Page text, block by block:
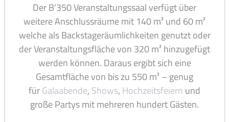
Der B’350 Veranstaltungssaal verfügt über
weitere Anschlussräume mit 140 m² und 60 m²
welche als Backstageräumlichkeiten genutzt oder
der Veranstaltungsfläche von 320 m² hinzugefügt
werden können. Daraus ergibt sich eine
Gesamtfläche von bis zu 550 m² – genug
fürGalaabende, Shows, Hochzeitsfeiern und
große Partys mit mehreren hundert Gästen.